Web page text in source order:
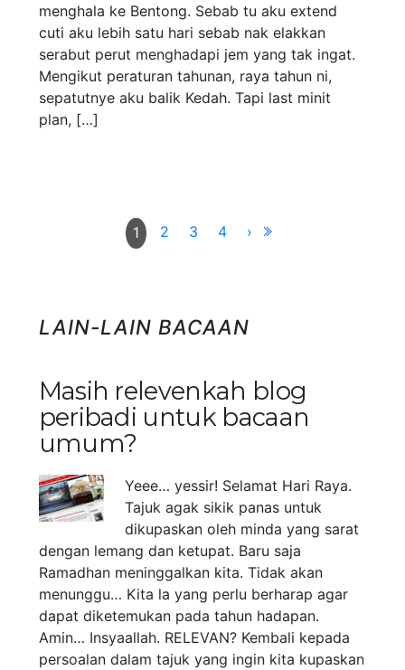
menghala ke Bentong. Sebab tu aku extend
cuti aku lebih satu hari sebab nak elakkan
serabut perut menghadapi jem yang tak ingat.
Mengikut peraturan tahunan, raya tahun ni,
sepatutnye aku balik Kedah. Tapi last minit
plan, […]
1 2 3 4 ›
LAIN-LAIN BACAAN
Masih relevenkah blog
peribadi untuk bacaan
umum?
Yeee… yessir! Selamat Hari Raya.
Tajuk agak sikik panas untuk
dikupaskan oleh minda yang sarat
dengan lemang dan ketupat. Baru saja
Ramadhan meninggalkan kita. Tidak akan
menunggu… Kita la yang perlu berharap agar
dapat diketemukan pada tahun hadapan.
Amin… Insyaallah. RELEVAN? Kembali kepada
persoalan dalam tajuk yang ingin kita kupaskan